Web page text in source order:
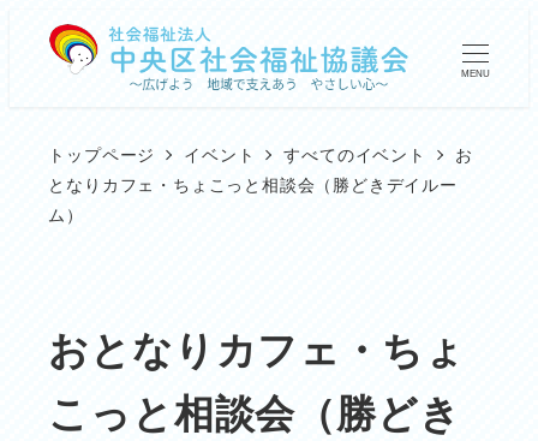
MENU
トップページ イベント すべてのイベント
お
となりカフェ・ちょこっと相談会（勝どきデイルー
ム）
おとなりカフェ・ちょ
こっと相談会（勝どき